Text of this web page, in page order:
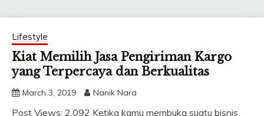
Lifestyle
Kiat Memilih Jasa Pengiriman Kargo
yang Terpercaya dan Berkualitas
March 3, 2019 Nanik Nara
Post Views: 2,092 Ketika kamu membuka suatu bisnis